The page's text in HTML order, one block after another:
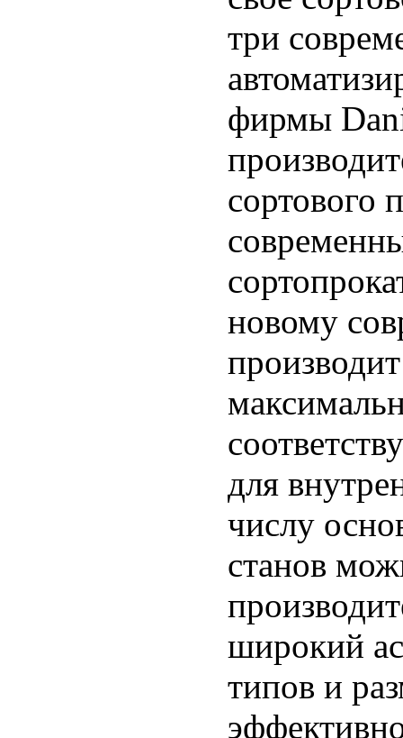
три
фирмы
сортового
новому
для
числу
станов
широкий
типов и